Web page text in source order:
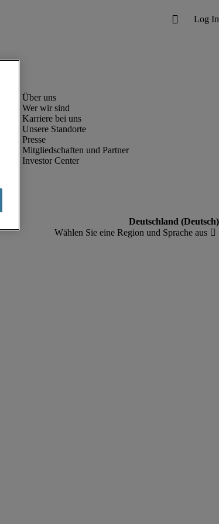
Wer wir sind
Karriere bei uns
Unsere Standorte
Presse
Mitgliedschaften und Partner
Investor Center